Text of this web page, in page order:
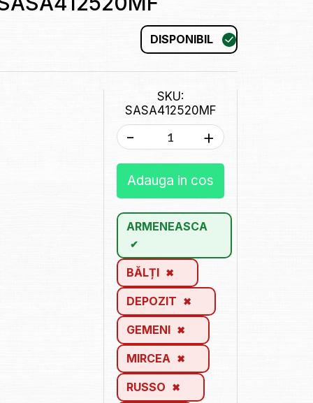
DISPONIBIL
SKU:
SASA412520MF
- +
Adauga in cos
ARMENEASCA
BĂLȚI
DEPOZIT
GEMENI
MIRCEA
RUSSO